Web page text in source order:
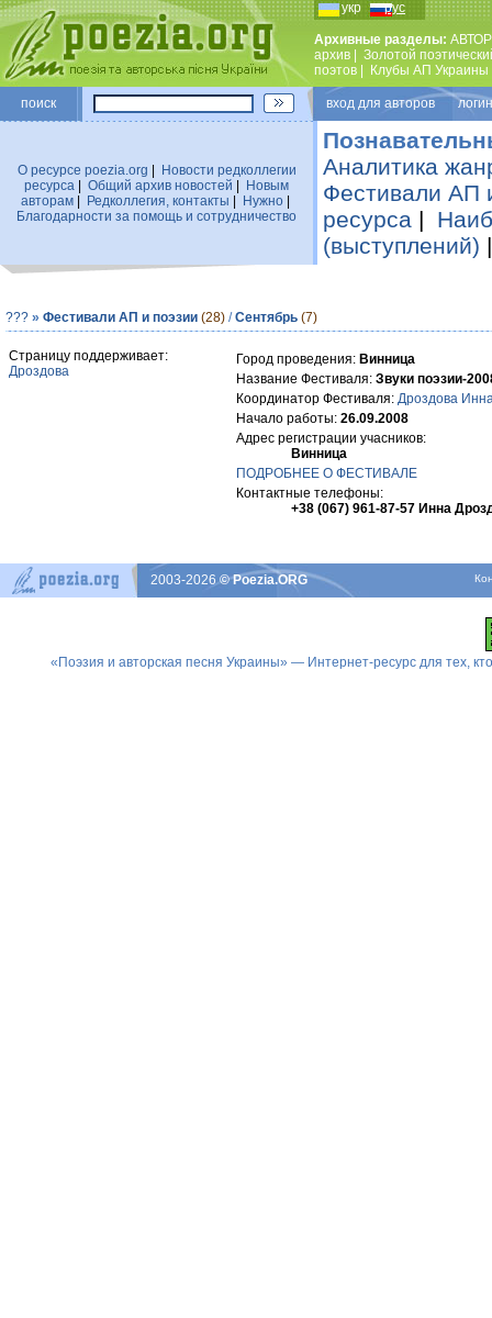
укр рус
Архивные разделы:
архив
Золотой
поэтов
Клубы АП Украины
поиск вход для авторов
О ресурсе poezia.org
Новости редколлегии
ресурса
Общий архив новостей
Новым
авторам| Редколлегия, контакты Нужно|
Благодарности за помощь и сотрудничество
Аналитика
Фестивали АП
ресурса |
(выступлений)
??? » Фестивали АП и поэзии (28) /Сентябрь (7)
Страницу поддерживает:
Дроздова
Город проведения: Винница
Название Фестиваля: Звуки поэзии-
Координатор Фестиваля: Дроздова
Начало работы: 26.09.2008
Адрес регистрации учасников:
Винница
ПОДРОБНЕЕ О ФЕСТИВАЛЕ
Контактные телефоны:
+38 (067) 961-87-57 Инна
2003-2026© Poezia.ORG
«Поэзия и авторская песня Украины» — Интернет-ресурс для тех,